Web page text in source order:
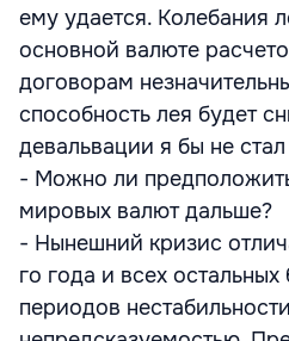
ему удается. Колебания
основной валюте
договорам
способность лея будет
девальвации я бы не
- Можно ли
мировых валют дальше?
- Нынешний кризис
го года и всех
периодов